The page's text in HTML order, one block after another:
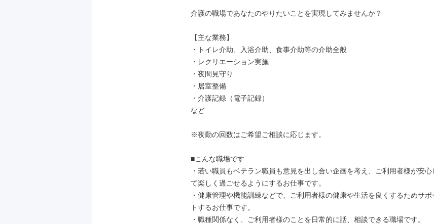
介護の職場であなたのやりたいことを実現してみませんか？
【主な業務】
・トイレ介助、入浴介助、食事介助等の介助全般
・レクリエーション実施
・夜間見守り
・居室整備
・介護記録（電子記録）
など
※夜勤の回数はご希望ご相談に応じます。
■こんな職場です
・若い職員もベテラン職員も意見を出し合い企画を考え、ご利用者様が安心
て楽しく過ごせるようにするお仕事です。
・健康管理や機能訓練などで、ご利用者様の健康や生活を良くするためサポ
トするお仕事です。
・職種関係なく、ご利用者様のことを日常的に話、相談できる職場です。